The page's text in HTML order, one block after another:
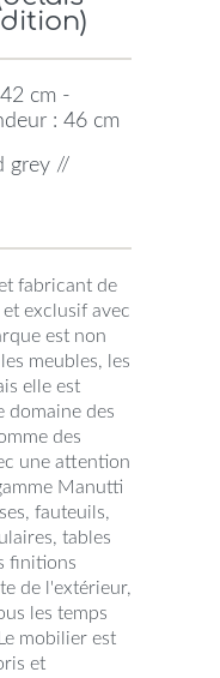
cm -
: 46 cm
grey //
fabricant de
exclusif avec
est non
meubles, les
elle est
domaine des
des
une attention
Manutti
fauteuils,
tables
finitions
de l'extérieur,
les temps
mobilier est
et